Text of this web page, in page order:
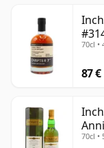
70cl •
87 €
15
70cl •